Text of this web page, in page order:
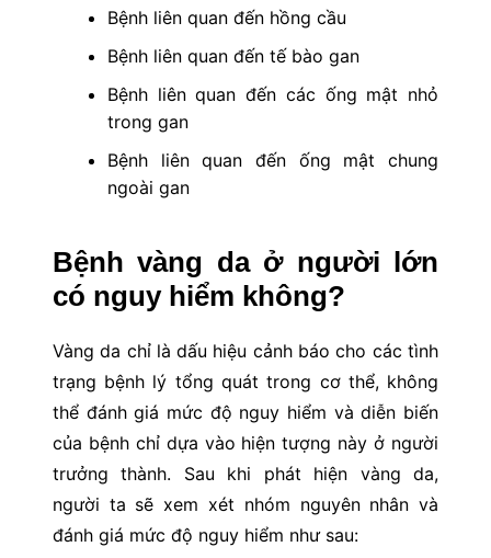
Bệnh liên quan đến hồng cầu
Bệnh liên quan đến tế bào gan
Bệnh liên quan đến các ống mật nhỏ
trong gan
Bệnh liên quan đến ống mật chung
ngoài gan
Bệnh vàng da ở người lớn
có nguy hiểm không?
Vàng da chỉ là dấu hiệu cảnh báo cho các tình
trạng bệnh lý tổng quát trong cơ thể, không
thể đánh giá mức độ nguy hiểm và diễn biến
của bệnh chỉ dựa vào hiện tượng này ở người
trưởng thành. Sau khi phát hiện vàng da,
người ta sẽ xem xét nhóm nguyên nhân và
đánh giá mức độ nguy hiểm như sau: